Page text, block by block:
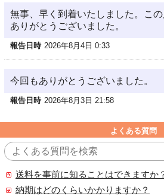
無事、早く到着いたしました。こ
ありがとうございました。
報告日時 2026年8月4日 0:33
今回もありがとうございました。
報告日時 2026年8月3日 21:58
よくある質問
送料を事前に知ることはできますか
納期はどのくらいかかりますか？